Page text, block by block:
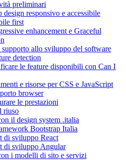
preliminari
design responsivo e accessibile
first
enhancement e Graceful
allo sviluppo del software
detection
le feature disponibili con Can I
e risorse per CSS e JavaScript
browser
le prestazioni
riuso
il design system .italia
Bootstrap Italia
di sviluppo React
di sviluppo Angular
i modelli di sito e servizi